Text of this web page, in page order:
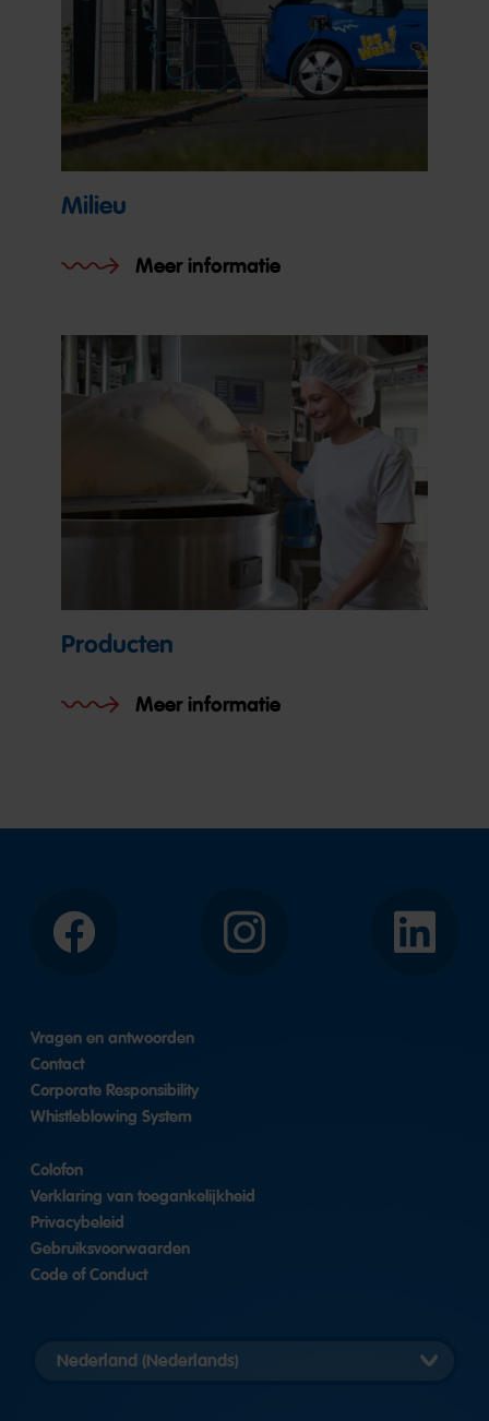
Milieu
Meer informatie
Producten
Meer informatie
Facebook Instagram LinkedIn
Vragen en antwoorden
Contact
Corporate Responsibility
Whistleblowing System
Colofon
Verklaring van toegankelijkheid
Privacybeleid
Gebruiksvoorwaarden
Code of Conduct
selecteren